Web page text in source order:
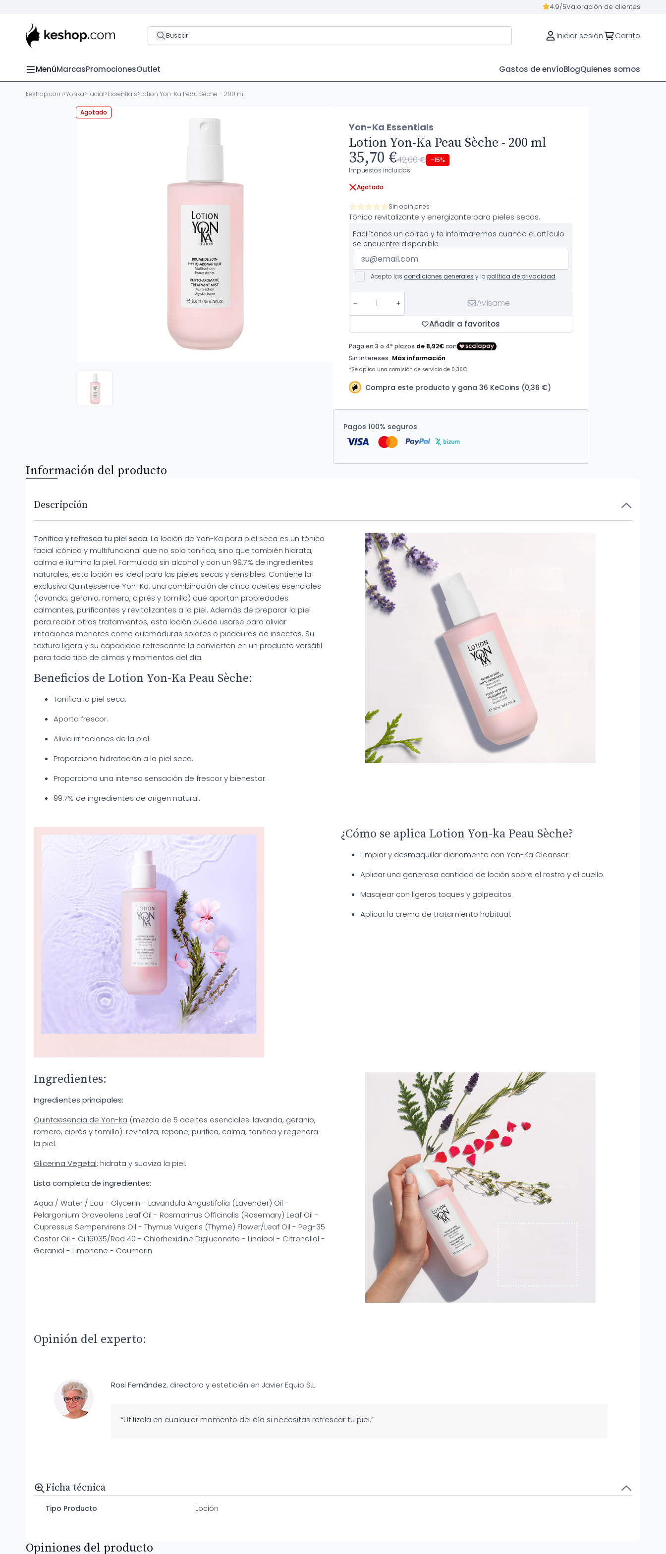
4.9/5Valoración de clientes
Buscar Iniciar sesión Carrito
MenúMarcasPromocionesOutlet Gastos de envíoBlogQuienes somos
keshop.com>Yonka>Facial>Essentials>Lotion Yon-Ka Peau Sèche - 200 ml
Agotado
Yon-Ka Essentials
Lotion Yon-Ka Peau Sèche - 200 ml
35,70 €42,00 € -15%
Impuestos incluidos
Agotado
Sin opiniones
Tónico revitalizante y energizante para pieles secas.
Facilítanos un correo y te informaremos cuando el artículo
se encuentre disponible
Acepto las condiciones generales y la política de privacidad
Avísame
Añadir a favoritos
Compra este producto y gana 36 KeCoins (0,36 €)
Pagos 100% seguros
Información del producto
Descripción
Tonifica y refresca tu piel seca. La loción de Yon-Ka para piel seca es un tónico
facial icónico y multifuncional que no solo tonifica, sino que también hidrata,
calma e ilumina la piel. Formulada sin alcohol y con un 99.7% de ingredientes
naturales, esta loción es ideal para las pieles secas y sensibles. Contiene la
exclusiva Quintessence Yon-Ka, una combinación de cinco aceites esenciales
(lavanda, geranio, romero, ciprés y tomillo) que aportan propiedades
calmantes, purificantes y revitalizantes a la piel. Además de preparar la piel
para recibir otros tratamientos, esta loción puede usarse para aliviar
irritaciones menores como quemaduras solares o picaduras de insectos. Su
textura ligera y su capacidad refrescante la convierten en un producto versátil
para todo tipo de climas y momentos del día.
Beneficios de Lotion Yon-Ka Peau Sèche:
Tonifica la piel seca.
Aporta frescor.
Alivia irritaciones de la piel.
Proporciona hidratación a la piel seca.
Proporciona una intensa sensación de frescor y bienestar.
99.7% de ingredientes de origen natural.
¿Cómo se aplica Lotion Yon-ka Peau Sèche?
Limpiar y desmaquillar diariamente con Yon-Ka Cleanser.
Aplicar una generosa cantidad de loción sobre el rostro y el cuello.
Masajear con ligeros toques y golpecitos.
Aplicar la crema de tratamiento habitual.
Ingredientes:
Ingredientes principales:
Quintaesencia de Yon-ka (mezcla de 5 aceites esenciales: lavanda, geranio,
romero, ciprés y tomillo): revitaliza, repone, purifica, calma, tonifica y regenera
la piel.
Glicerina Vegetal: hidrata y suaviza la piel.
Lista completa de ingredientes:
Aqua / Water / Eau - Glycerin - Lavandula Angustifolia (Lavender) Oil -
Pelargonium Graveolens Leaf Oil - Rosmarinus Officinalis (Rosemary) Leaf Oil -
Cupressus Sempervirens Oil - Thymus Vulgaris (Thyme) Flower/Leaf Oil - Peg-35
Castor Oil - Ci 16035/Red 40 - Chlorhexidine Digluconate - Linalool - Citronellol -
Geraniol - Limonene - Coumarin
Opinión del experto:
Rosi Fernández, directora y esteticién en Javier Equip S.L.
“Utilízala en cualquier momento del día si necesitas refrescar tu piel.”
Ficha técnica
Tipo Producto Loción
Opiniones del producto